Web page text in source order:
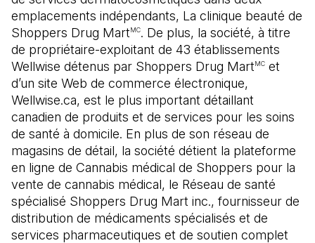
emplacements indépendants, La clinique beauté de
Shoppers Drug MartMC. De plus, la société, à titre
de propriétaire-exploitant de 43 établissements
Wellwise détenus par Shoppers Drug MartMC et
d’un site Web de commerce électronique,
Wellwise.ca, est le plus important détaillant
canadien de produits et de services pour les soins
de santé à domicile. En plus de son réseau de
magasins de détail, la société détient la plateforme
en ligne de Cannabis médical de Shoppers pour la
vente de cannabis médical, le Réseau de santé
spécialisé Shoppers Drug Mart inc., fournisseur de
distribution de médicaments spécialisés et de
services pharmaceutiques et de soutien complet